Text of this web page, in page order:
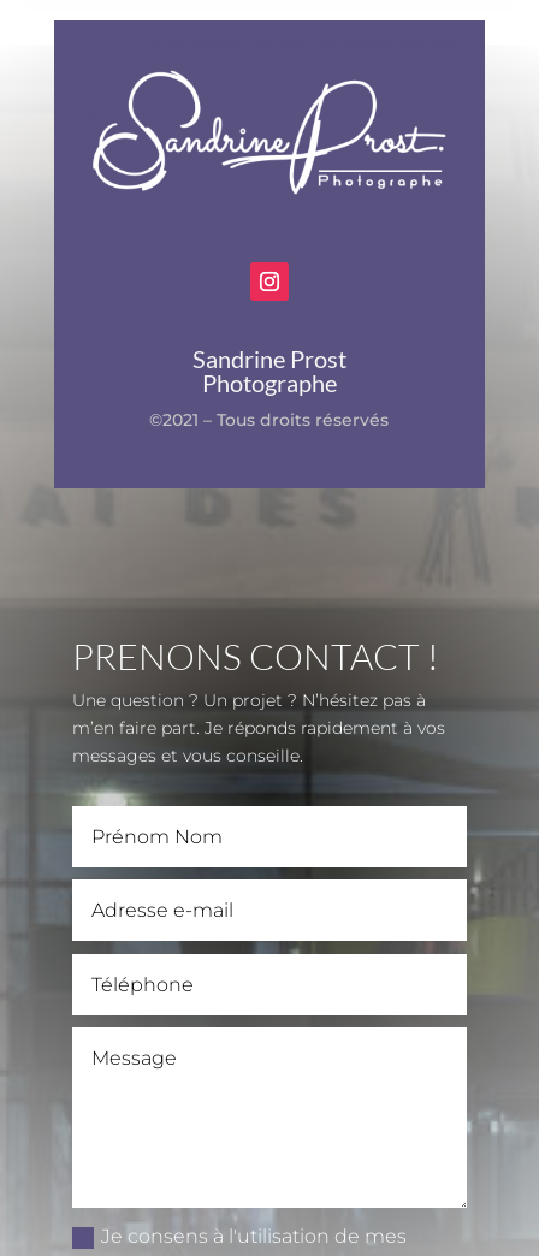
Sandrine Prost
Photographe
©2021 – Tous droits réservés
PRENONS CONTACT !
Une question ? Un projet ? N’hésitez pas à
m’en faire part. Je réponds rapidement à vos
messages et vous conseille.
Je consens à l'utilisation de mes